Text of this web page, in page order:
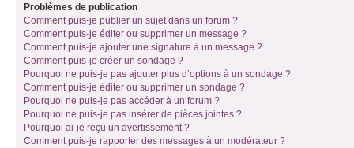
Problèmes de publication
Comment puis-je publier un sujet dans un forum ?
Comment puis-je éditer ou supprimer un message ?
Comment puis-je ajouter une signature à un message ?
Comment puis-je créer un sondage ?
Pourquoi ne puis-je pas ajouter plus d’options à un sondage ?
Comment puis-je éditer ou supprimer un sondage ?
Pourquoi ne puis-je pas accéder à un forum ?
Pourquoi ne puis-je pas insérer de pièces jointes ?
Pourquoi ai-je reçu un avertissement ?
Comment puis-je rapporter des messages à un modérateur ?